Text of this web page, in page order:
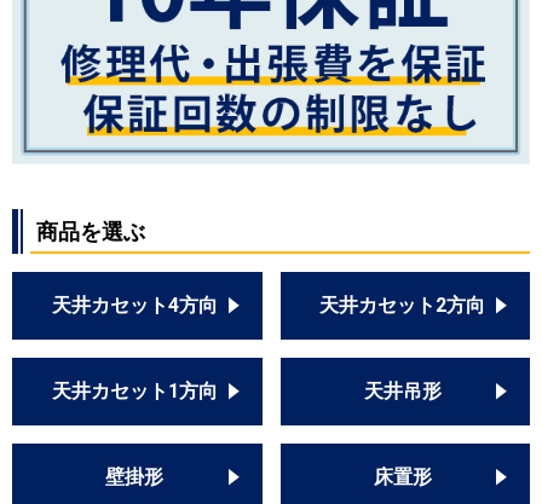
商品を選ぶ
天井カセット4方向 天井カセット2方向
天井カセット1方向 天井吊形
壁掛形 床置形